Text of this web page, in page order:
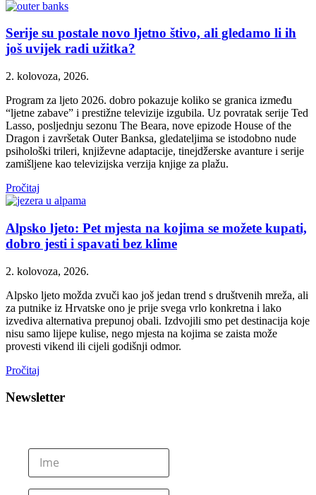
Serije su postale novo ljetno štivo, ali gledamo li ih
još uvijek radi užitka?
2. kolovoza, 2026.
Program za ljeto 2026. dobro pokazuje koliko se granica između
“ljetne zabave” i prestižne televizije izgubila. Uz povratak serije Ted
Lasso, posljednju sezonu The Beara, nove epizode House of the
Dragon i završetak Outer Banksa, gledateljima se istodobno nude
psihološki trileri, književne adaptacije, tinejdžerske avanture i serije
zamišljene kao televizijska verzija knjige za plažu.
Pročitaj
Alpsko ljeto: Pet mjesta na kojima se možete kupati,
dobro jesti i spavati bez klime
2. kolovoza, 2026.
Alpsko ljeto možda zvuči kao još jedan trend s društvenih mreža, ali
za putnike iz Hrvatske ono je prije svega vrlo konkretna i lako
izvediva alternativa prepunoj obali. Izdvojili smo pet destinacija koje
nisu samo lijepe kulise, nego mjesta na kojima se zaista može
provesti vikend ili cijeli godišnji odmor.
Pročitaj
Newsletter